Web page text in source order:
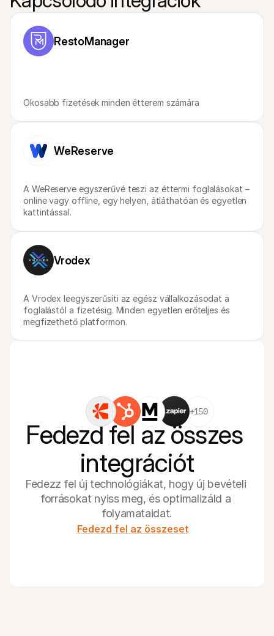
RestoManager
Okosabb fizetések minden étterem számára
WeReserve
A WeReserve egyszerűvé teszi az éttermi foglalásokat –
online vagy offline, egy helyen, átláthatóan és egyetlen
kattintással.
Vrodex
A Vrodex leegyszerűsíti az egész vállalkozásodat a
foglalástól a fizetésig. Minden egyetlen erőteljes és
megfizethető platformon.
+150
Fedezd fel az összes
integrációt
Fedezz fel új technológiákat, hogy új bevételi
forrásokat nyiss meg, és optimalizáld a
folyamataidat.
Fedezd fel az összeset
Vásárlóknak
Tudd meg, miért szerepel a Mollie a bankszámlakivonatodon
Mollie ügyfeleknek
Lépj kapcsolatba az ügyfélszolgálatunkkal
Vedd fel a kapcsolatot az értékesítéssel
Fedezze fel, hogyan segíthetjük vállalkozását